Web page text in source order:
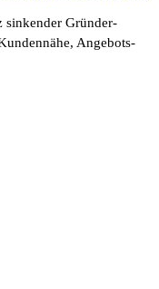
sinkender Grün­der­
Ange­bots­